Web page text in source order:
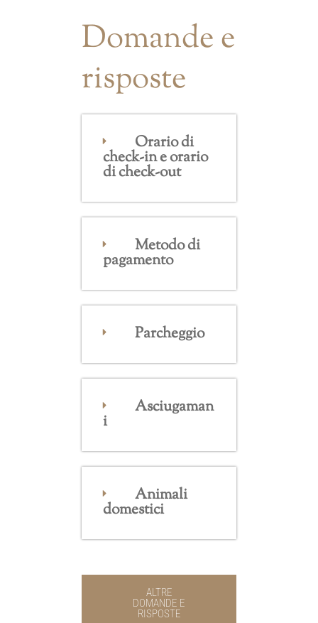
Domande e
risposte
Orario di
check-in e orario
di check-out
Metodo di
pagamento
Parcheggio
Asciugaman
i
Animali
domestici
ALTRE
DOMANDE E
RISPOSTE